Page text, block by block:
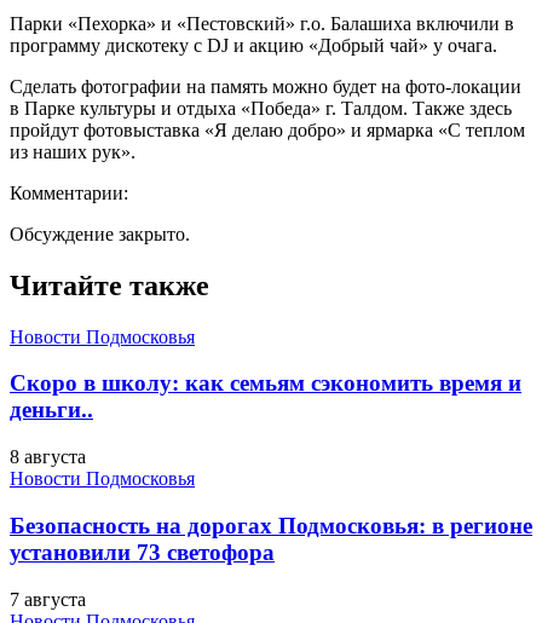
Парки «Пехорка» и «Пестовский» г.о. Балашиха включили в
программу дискотеку с DJ и акцию «Добрый чай» у очага.
Сделать фотографии на память можно будет на фото-локации
в Парке культуры и отдыха «Победа» г. Талдом. Также здесь
пройдут фотовыставка «Я делаю добро» и ярмарка «С теплом
из наших рук».
Комментарии:
Обсуждение закрыто.
Читайте также
Новости Подмосковья
Скоро в школу: как семьям сэкономить время и
деньги..
8 августа
Новости Подмосковья
Безопасность на дорогах Подмосковья: в регионе
установили 73 светофора
7 августа